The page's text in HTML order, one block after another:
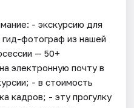
- экскурсию для
фотограф из нашей
— 50+
электронную почту в
- в стоимость
кадров; - эту прогулку